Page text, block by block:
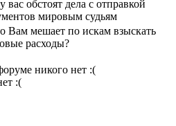
вас обстоят дела с отправкой
мировым судьям
Вам мешает по искам взыскать
расходы?
никого нет :(
:(